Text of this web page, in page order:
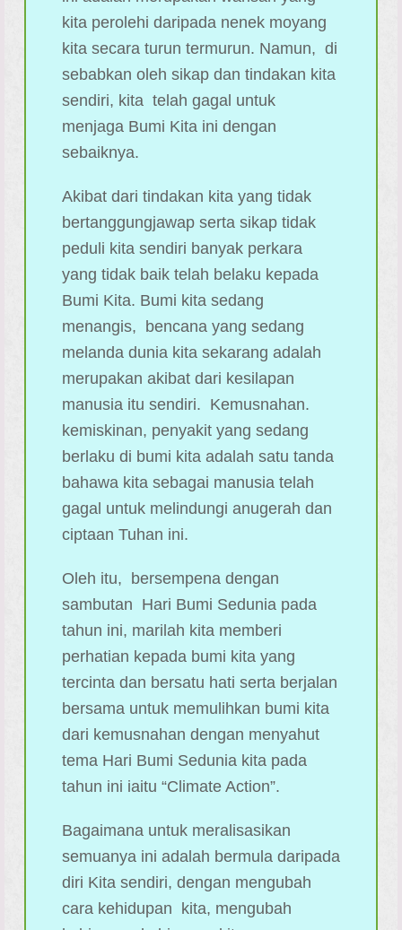
kita perolehi daripada nenek moyang
kita secara turun termurun. Namun, di
sebabkan oleh sikap dan tindakan kita
sendiri, kita telah gagal untuk
menjaga Bumi Kita ini dengan
sebaiknya.
Akibat dari tindakan kita yang tidak
bertanggungjawap serta sikap tidak
peduli kita sendiri banyak perkara
yang tidak baik telah belaku kepada
Bumi Kita. Bumi kita sedang
menangis, bencana yang sedang
melanda dunia kita sekarang adalah
merupakan akibat dari kesilapan
manusia itu sendiri. Kemusnahan.
kemiskinan, penyakit yang sedang
berlaku di bumi kita adalah satu tanda
bahawa kita sebagai manusia telah
gagal untuk melindungi anugerah dan
ciptaan Tuhan ini.
Oleh itu, bersempena dengan
sambutan Hari Bumi Sedunia pada
tahun ini, marilah kita memberi
perhatian kepada bumi kita yang
tercinta dan bersatu hati serta berjalan
bersama untuk memulihkan bumi kita
dari kemusnahan dengan menyahut
tema Hari Bumi Sedunia kita pada
tahun ini iaitu “Climate Action”.
Bagaimana untuk meralisasikan
semuanya ini adalah bermula daripada
diri Kita sendiri, dengan mengubah
cara kehidupan kita, mengubah